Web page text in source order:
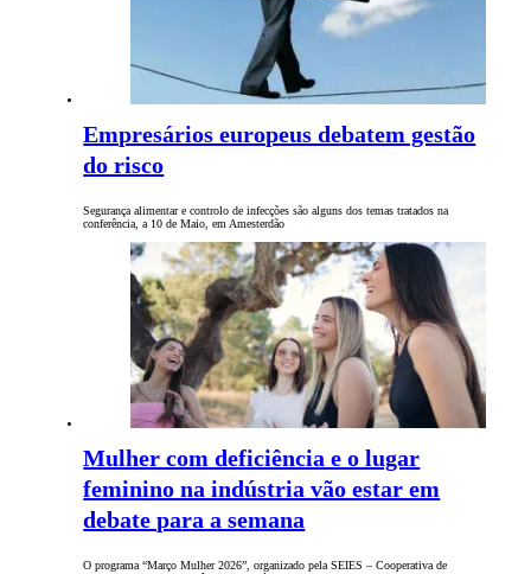
Empresários europeus debatem gestão
do risco
Segurança alimentar e controlo de infecções são alguns dos temas tratados na
conferência, a 10 de Maio, em Amesterdão
Mulher com deficiência e o lugar
feminino na indústria vão estar em
debate para a semana
O programa “Março Mulher 2026”, organizado pela SEIES – Cooperativa de